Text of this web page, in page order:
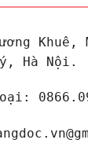
Khuê,
Hà Nội.